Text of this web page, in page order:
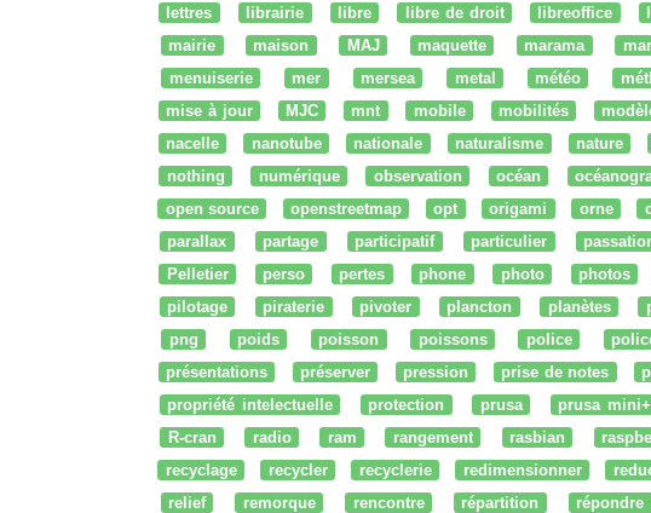
lettres
librairie libre libre de droit libreoffice
mairie
maison MAJ maquette marama
menuiserie
mer mersea metal météo
mise à jour
MJC mnt mobile mobilités
nacelle
nanotube nationale naturalisme nature
nothing
numérique observation océan
open source
openstreetmap opt origami orne
parallax
partage participatif particulier
Pelletier
perso pertes phone photo photos
pilotage
piraterie pivoter plancton planètes
png
poids poisson poissons police
présentations
préserver pression prise de notes
propriété intelectuelle
protection prusa prusa mini+
R-cran
radio ram rangement rasbian
recyclage
recycler recyclerie redimensionner
relief
remorque rencontre répartition